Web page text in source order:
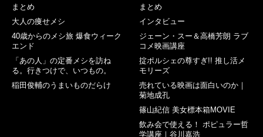
まとめ
大人の痩せメシ
40歳からのメシ旅 爆食ウィーク
エンド
「あの人」の定番メシを訪ね
る。行きつけで、いつもの。
稲田俊輔のうまいものだらけ
まとめ
インタビュー
ジェーン・スー＆高橋芳朗 ラブ
コメ映画講座
掟ポルシェの尊すぎ!! 推し活メ
モリーズ
売れている映画は面白いのか｜
菊地成孔
篠山紀信 美女標本箱MOVIE
飲み会で使える！ ポピュラー哲
学講座｜谷川嘉浩